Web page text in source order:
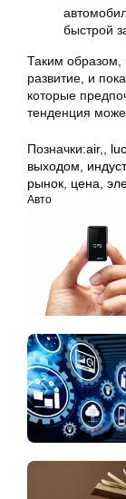
быстрой
Таким образом,
развитие, и
которые
тенденция
Позначки:air,
выходом
рынок цена
Авто